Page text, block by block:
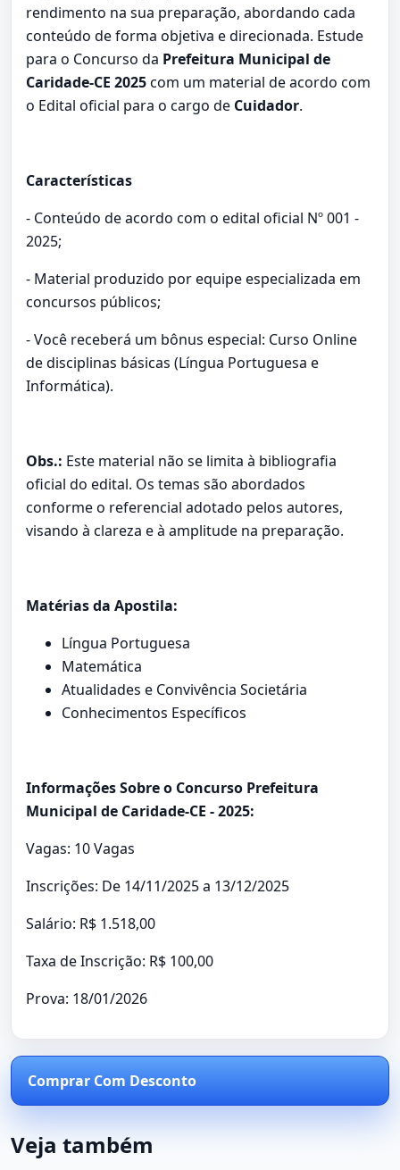
rendimento na sua preparação, abordando cada
conteúdo de forma objetiva e direcionada. Estude
para o Concurso da Prefeitura Municipal de
Caridade-CE 2025com um material de acordo com
o Edital oficial para o cargo de Cuidador.
Características
- Conteúdo de acordo com o edital oficial Nº 001 -
2025;
- Material produzido por equipe especializada em
concursos públicos;
- Você receberá um bônus especial: Curso Online
de disciplinas básicas (Língua Portuguesa e
Informática).
Obs.: Este material não se limita à bibliografia
oficial do edital. Os temas são abordados
conforme o referencial adotado pelos autores,
visando à clareza e à amplitude na preparação.
Matérias da Apostila:
Língua Portuguesa
Matemática
Atualidades e Convivência Societária
Conhecimentos Específicos
Informações Sobre o Concurso Prefeitura
Municipal de Caridade-CE - 2025:
Vagas: 10 Vagas
Inscrições: De 14/11/2025 a 13/12/2025
Salário: R$ 1.518,00
Taxa de Inscrição: R$ 100,00
Prova: 18/01/2026
Comprar Com Desconto
Veja também